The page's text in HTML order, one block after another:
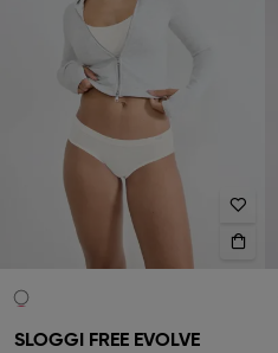
SLOGGI FREE EVOLVE